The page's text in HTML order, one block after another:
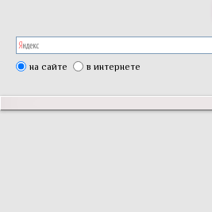
на сайте в интернете